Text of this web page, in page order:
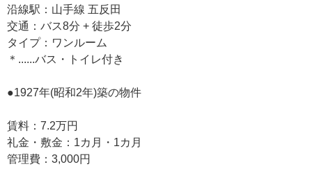
沿線駅：山手線 五反田
交通：バス8分 + 徒歩2分
タイプ：ワンルーム
＊......バス・トイレ付き
●1927年(昭和2年)築の物件
賃料：7.2万円
礼金・敷金：1カ月・1カ月
管理費：3,000円